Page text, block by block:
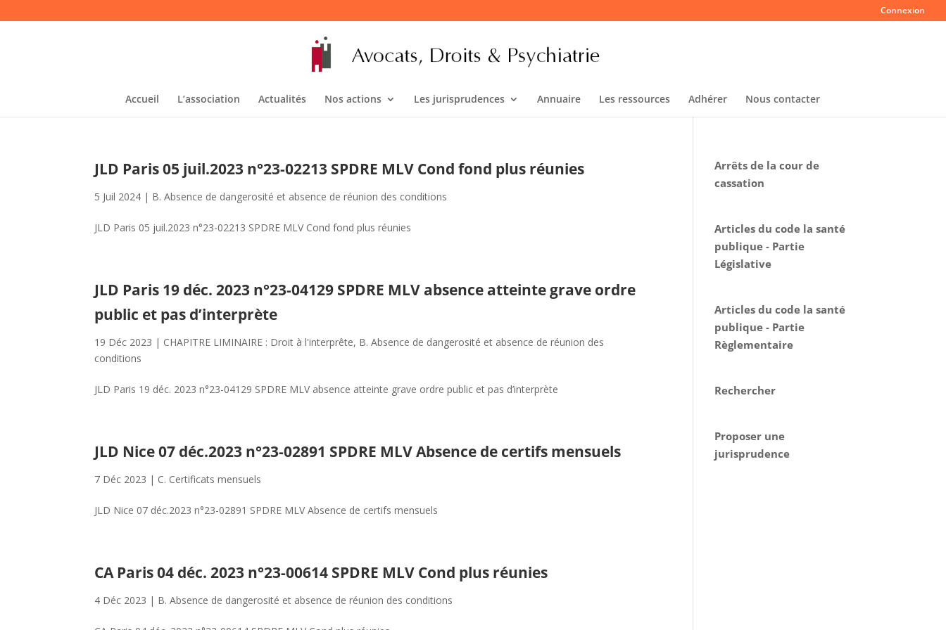
Connexion
Accueil L’association Actualités Nos actions Les jurisprudences Annuaire Les ressources Adhérer Nous contacter
JLD Paris 05 juil.2023 n°23-02213 SPDRE MLV Cond fond plus réunies
5 Juil 2024 | B. Absence de dangerosité et absence de réunion des conditions
JLD Paris 05 juil.2023 n°23-02213 SPDRE MLV Cond fond plus réunies
JLD Paris 19 déc. 2023 n°23-04129 SPDRE MLV absence atteinte grave ordre
public et pas d’interprète
19 Déc 2023 | CHAPITRE LIMINAIRE : Droit à l'interprête, B. Absence de dangerosité et absence de réunion des
conditions
JLD Paris 19 déc. 2023 n°23-04129 SPDRE MLV absence atteinte grave ordre public et pas d’interprète
JLD Nice 07 déc.2023 n°23-02891 SPDRE MLV Absence de certifs mensuels
7 Déc 2023 | C. Certificats mensuels
JLD Nice 07 déc.2023 n°23-02891 SPDRE MLV Absence de certifs mensuels
CA Paris 04 déc. 2023 n°23-00614 SPDRE MLV Cond plus réunies
4 Déc 2023 | B. Absence de dangerosité et absence de réunion des conditions
Arrêts de la cour de
cassation
Articles du code la santé
publique - Partie
Législative
Articles du code la santé
publique - Partie
Règlementaire
Rechercher
Proposer une
jurisprudence